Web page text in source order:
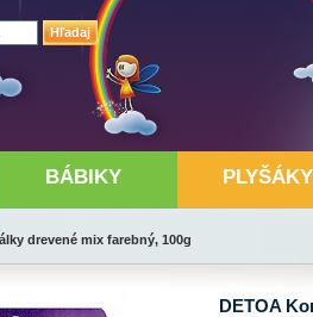
Hľadaj
BÁBIKY PLYŠÁKY
drevené mix farebný, 100g
DETOA